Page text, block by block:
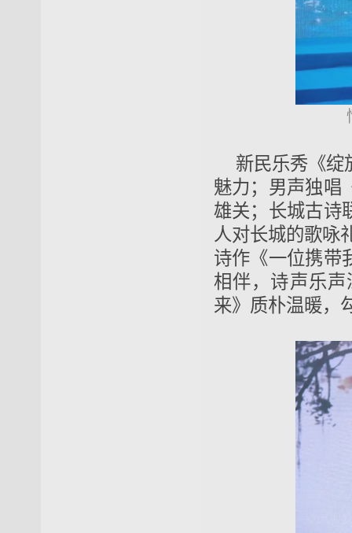
新民乐秀《绽
魅力；男声独唱
雄关；长城古诗
人对长城的歌咏
诗作《一位携带
相伴，诗声乐
来》质朴温暖，